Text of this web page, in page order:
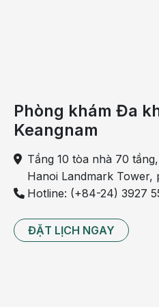
Tiêm chủng Mỹ Đình:
khoa Hồng Ngọc
biệt?
Phòng khám Đa
Keangnam
Tầng 10 tòa nhà 70
Hanoi Landmark Tower,
Hotline: (+84-24) 3927
ĐẶT LỊCH NGAY